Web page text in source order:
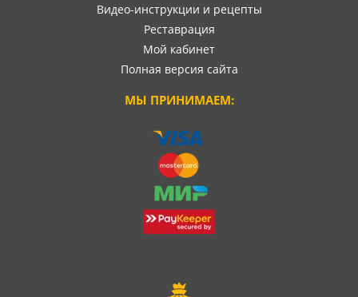
Видео-инструкции и рецепты
Реставрация
Мой кабинет
Полная версия сайта
МЫ ПРИНИМАЕМ: